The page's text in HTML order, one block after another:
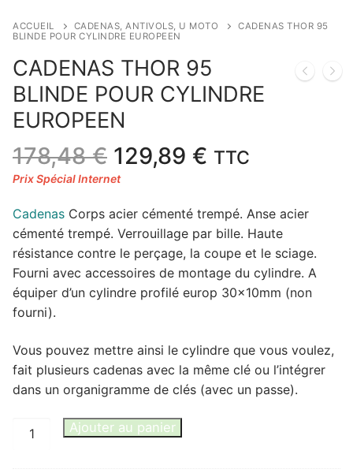
ACCUEIL CADENAS, ANTIVOLS, U MOTO
CADENAS THOR 95
BLINDE POUR CYLINDRE EUROPEEN
CADENAS THOR 95
BLINDE POUR CYLINDRE
EUROPEEN
178,48€ Le
prix
était :
178,48 €.
129,89 € Le
est :
129,89 €.
TTC
Cadenas Corps acier cémenté trempé. Anse acier
cémenté trempé. Verrouillage par bille. Haute
résistance contre le perçage, la coupe et le sciage.
Fourni avec accessoires de montage du cylindre. A
équiper d’un cylindre profilé europ 30x10mm (non
fourni).
Vous pouvez mettre ainsi le cylindre que vous voulez,
fait plusieurs cadenas avec la même clé ou l’intégrer
dans un organigramme de clés (avec un passe).
quantité
Ajouter au panier